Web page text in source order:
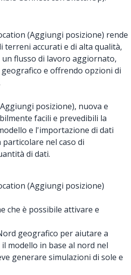
(Aggiungi posizione) rende
terreni accurati e di alta qualità,
flusso di lavoro aggiornato,
e offrendo opzioni di
posizione), nuova e
facili e prevedibili la
e l'importazione di dati
nel caso di
di dati.
(Aggiungi posizione)
che è possibile attivare e
geografico per aiutare a
modello in base al nord nel
generare simulazioni di sole e